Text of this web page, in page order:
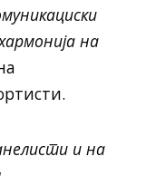
на
и на